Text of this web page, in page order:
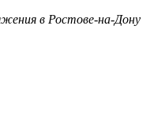
в Ростове-на-Дону